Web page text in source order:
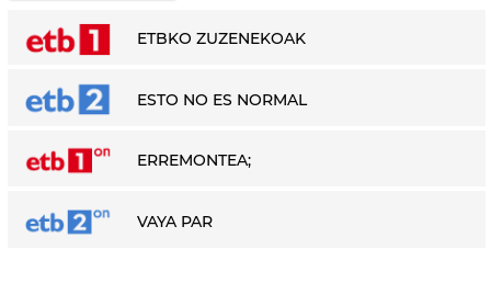
ETBKO ZUZENEKOAK
ESTO NO ES NORMAL
ERREMONTEA;
VAYA PAR